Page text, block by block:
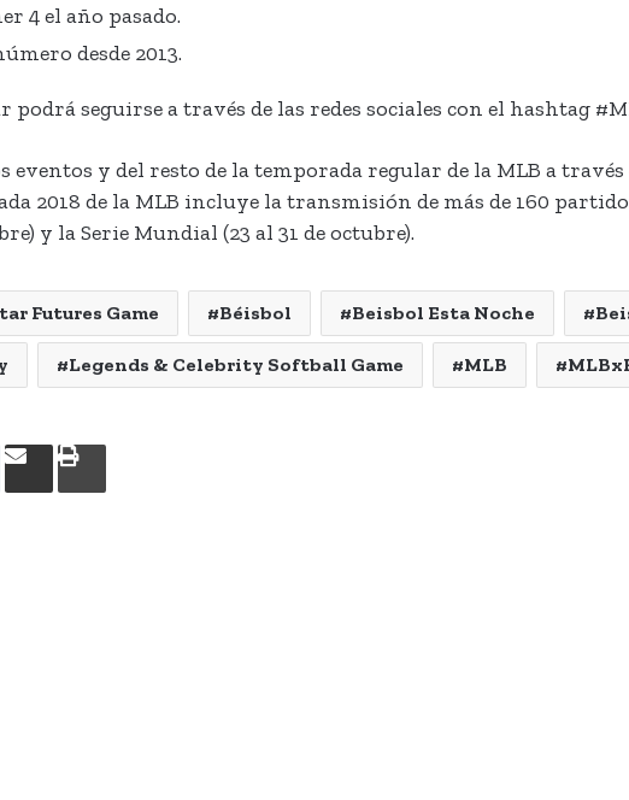
4 el año pasado.
desde 2013.
seguirse a través de las redes sociales con el hashtag
y del resto de la temporada regular de la MLB a
2018 de la MLB incluye la transmisión de más de 160
y la Serie Mundial (23 al 31 de octubre).
Futures Game Béisbol Beisbol Esta Noche
Legends & Celebrity Softball Game MLB
SharePrint